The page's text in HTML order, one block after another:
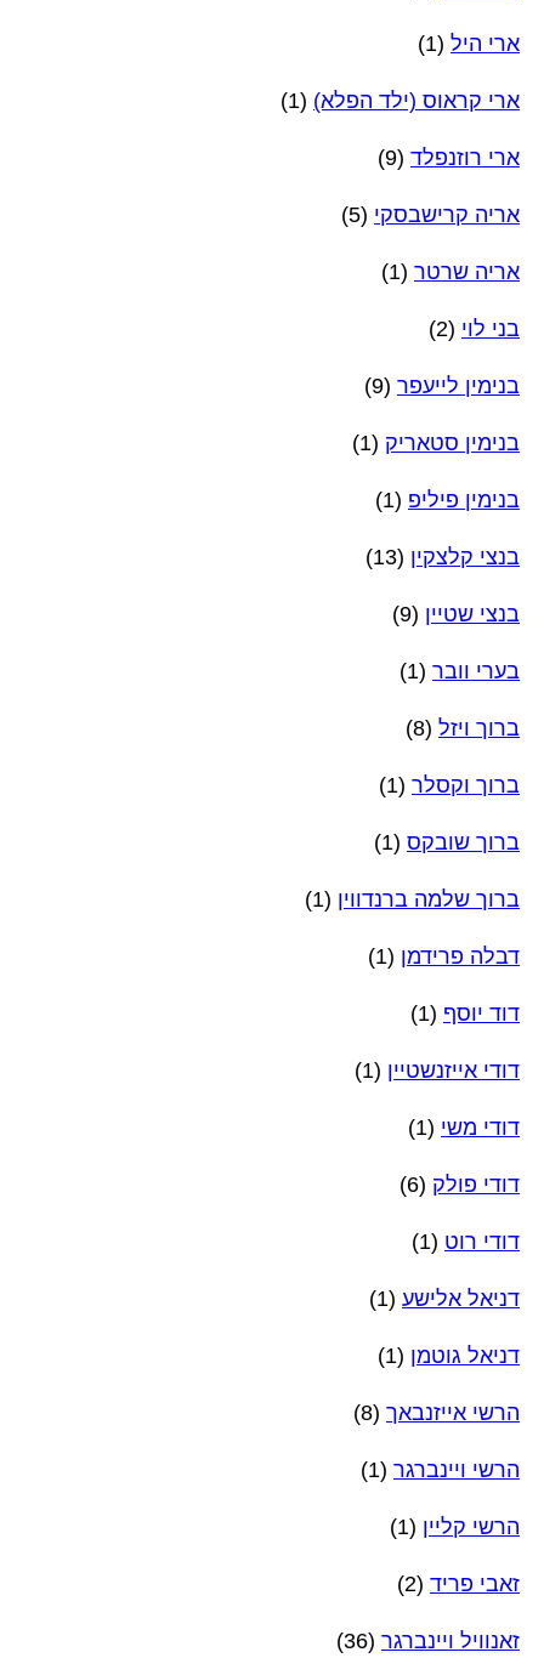
ארי היל (1)
ארי קראוס (ילד הפלא) (1)
ארי רוזנפלד (9)
אריה קרישבסקי (5)
אריה שרטר (1)
בני לוי (2)
בנימין לייעפר (9)
בנימין סטאריק (1)
בנימין פיליפ (1)
בנצי קלצקין (13)
בנצי שטיין (9)
בערי וובר (1)
ברוך ויזל (8)
ברוך וקסלר (1)
ברוך שובקס (1)
ברוך שלמה ברנדווין (1)
דבלה פרידמן (1)
דוד יוסף (1)
דודי אייזנשטיין (1)
דודי משי (1)
דודי פולק (6)
דודי רוט (1)
דניאל אלישע (1)
דניאל גוטמן (1)
הרשי אייזנבאך (8)
הרשי ויינברגר (1)
הרשי קליין (1)
זאבי פריד (2)
זאנוויל ויינברגר (36)